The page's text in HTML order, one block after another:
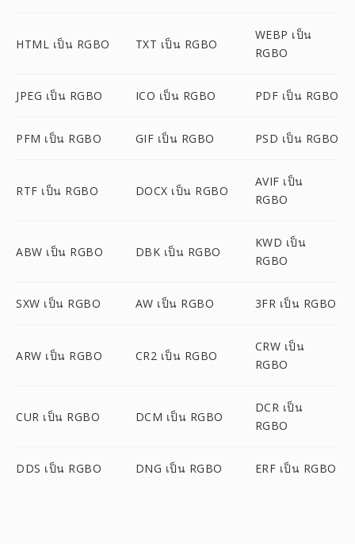
HTML เป็น RGBO TXT เป็น RGBO
WEBP เป็น
RGBO
JPEG เป็น RGBO ICO เป็น RGBO PDF เป็น RGBO
PFM เป็น RGBO GIF เป็น RGBO PSD เป็น RGBO
RTF เป็น RGBO DOCX เป็น RGBO
AVIF เป็น
RGBO
ABW เป็น RGBO DBK เป็น RGBO
KWD เป็น
RGBO
SXW เป็น RGBO AW เป็น RGBO 3FR เป็น RGBO
ARW เป็น RGBO CR2 เป็น RGBO
CRW เป็น
RGBO
CUR เป็น RGBO DCM เป็น RGBO
DCR เป็น
RGBO
DDS เป็น RGBO DNG เป็น RGBO ERF เป็น RGBO